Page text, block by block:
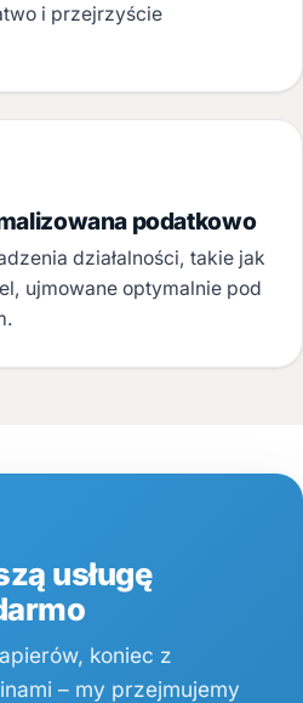
i przejrzyście
podatkowo
działalności, takie jak
ujmowane optymalnie pod
usługę
koniec z
– my przejmujemy